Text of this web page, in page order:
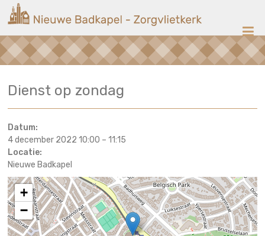
naar
inhoud
Nieuwe
Badkapel
op
Dienst op zondag
Datum:
4 december 2022 10:00 –11:15
Locatie:
Nieuwe Badkapel
+
−